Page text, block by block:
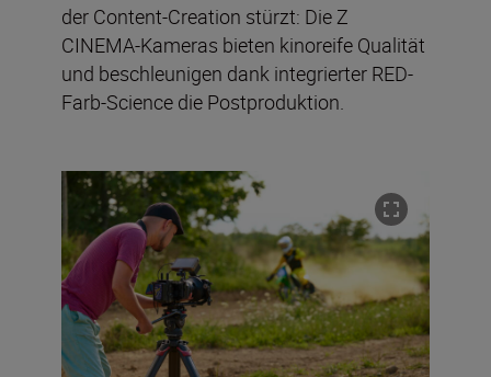
der Content-Creation stürzt: Die Z
CINEMA-Kameras bieten kinoreife Qualität
und beschleunigen dank integrierter RED-
Farb-Science die Postproduktion.